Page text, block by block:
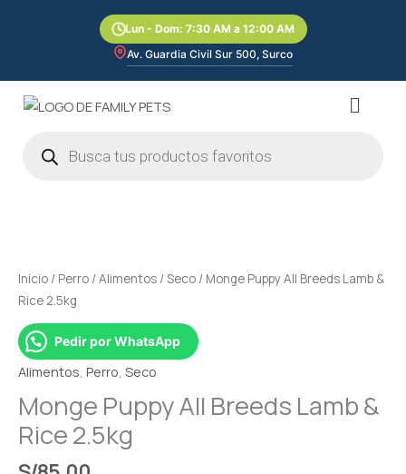
Lun - Dom: 7:30 AM a 12:00 AM
Av. Guardia Civil Sur 500, Surco
Menú
productos
Inicio / Perro /Alimentos /Seco / Monge Puppy All Breeds Lamb &
Rice 2.5kg
Pedir por WhatsApp
Alimentos Perro Seco
Monge Puppy All Breeds Lamb &
Rice 2.5kg
Breeds
Lamb
Rice
2.5kg
cantidad